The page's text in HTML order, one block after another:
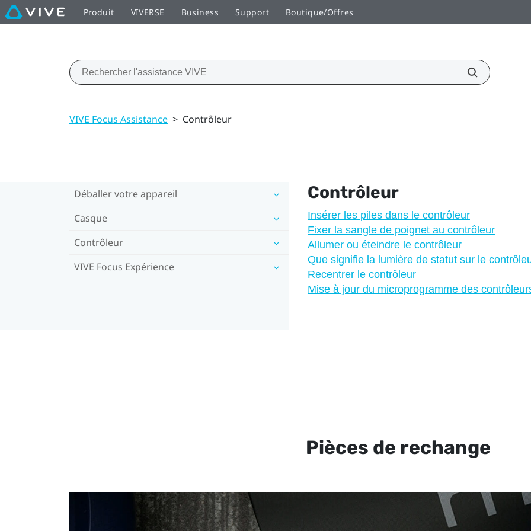
Produit VIVERSE Business Support Boutique/Offres
VIVE Focus Assistance > Contrôleur
Déballer votre appareil
Casque
Contrôleur
VIVE Focus Expérience
Contrôleur
Insérer les piles dans le contrôleur
Fixer la sangle de poignet au contrôleur
Allumer ou éteindre le contrôleur
Que signifie la lumière de statut sur le
Recentrer le contrôleur
Mise à jour du microprogramme des
Pièces de rechange